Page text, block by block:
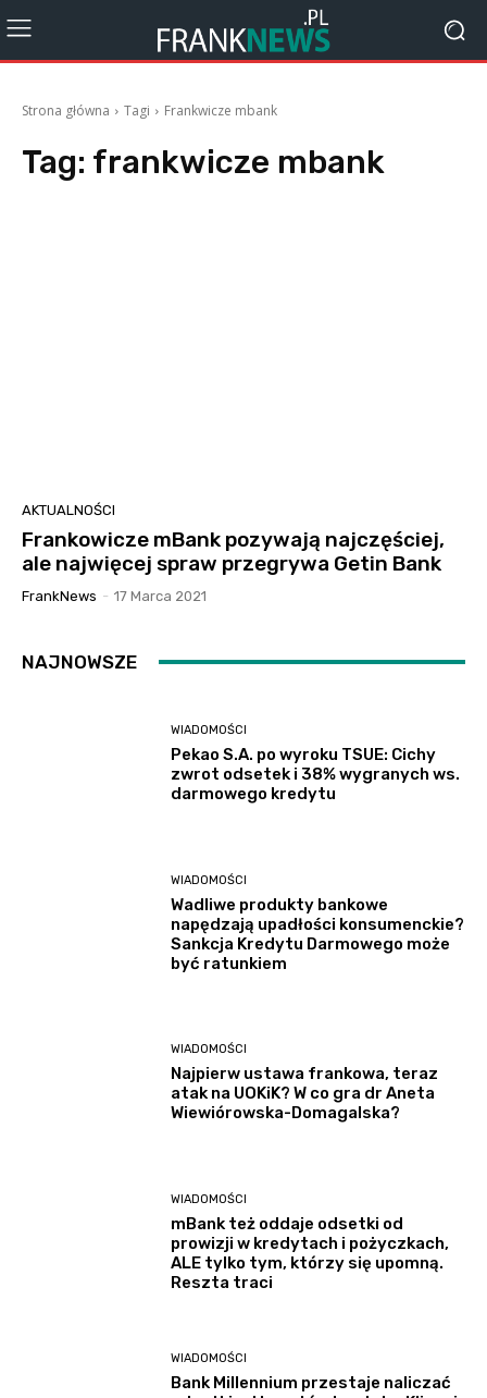
Strona główna Tagi Frankwicze mbank
Tag: frankwicze mbank
AKTUALNOŚCI
Frankowicze mBank pozywają najczęściej,
ale najwięcej spraw przegrywa Getin Bank
FrankNews - 17 Marca 2021
NAJNOWSZE
WIADOMOŚCI
Pekao S.A. po wyroku TSUE: Cichy
zwrot odsetek i 38% wygranych ws.
darmowego kredytu
WIADOMOŚCI
Wadliwe produkty bankowe
napędzają upadłości konsumenckie?
Sankcja Kredytu Darmowego może
być ratunkiem
WIADOMOŚCI
Najpierw ustawa frankowa, teraz
atak na UOKiK? W co gra dr Aneta
Wiewiórowska-Domagalska?
WIADOMOŚCI
mBank też oddaje odsetki od
prowizji w kredytach i pożyczkach,
ALE tylko tym, którzy się upomną.
Reszta traci
WIADOMOŚCI
Bank Millennium przestaje naliczać